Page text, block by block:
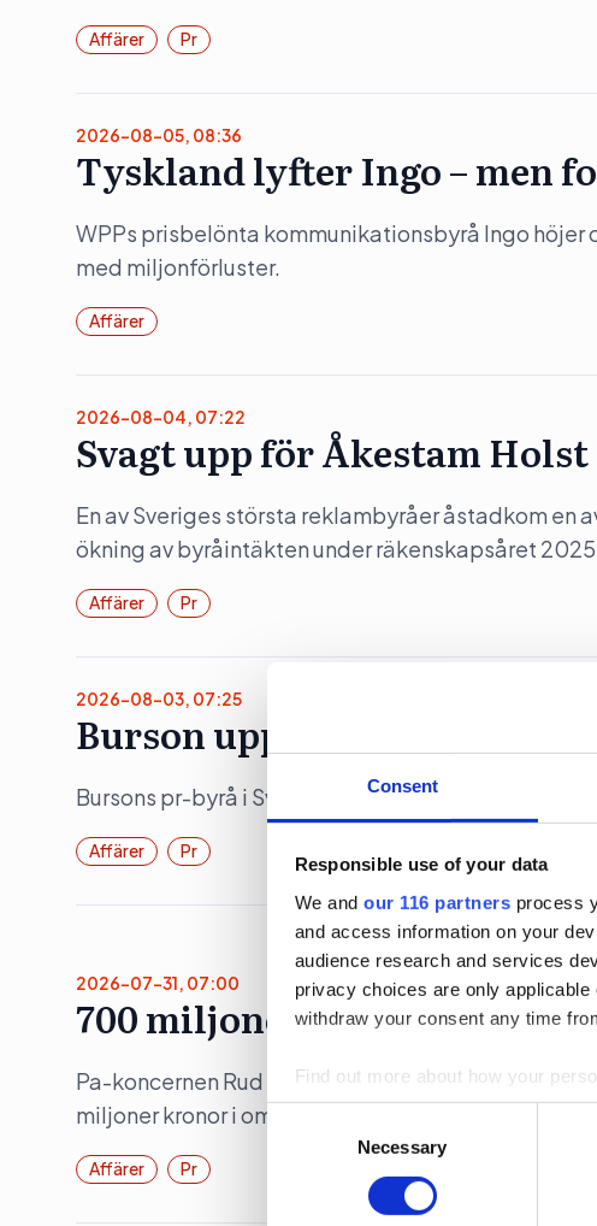
Consent
Responsible use of your data
We and our 116 partners process
and access information on your
audience research and services
privacy choices are only
withdraw your consent any time
Find out more about how your
information about your use of our
other information that you’ve
Consent
Necessary
Affärer Pr
2026-08-05, 08:36
Tyskland lyfter Ingo – men
WPPs prisbelönta kommunikationsbyrå Ingo
med miljonförluster.
Affärer
2026-08-04, 07:22
Svagt upp för Åkestam Holst
En av Sveriges största reklambyråer åstadkom en
ökning av byråintäkten under räkenskapsåret
Affärer Pr
2026-08-03, 07:25
Burson upp 19 procent
Bursons pr-byrå i Sverige ökade både intäkten och
Affärer Pr
2026-07-31, 07:00
700 miljoner för Rud
Pa-koncernen Rud Pedersen ökade under 2025
miljoner kronor i omsättning.
Affärer Pr